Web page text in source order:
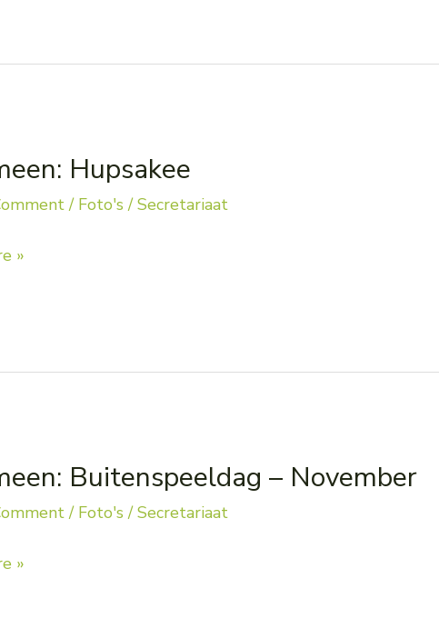
Hupsakee
/ Foto's /Secretariaat
»
Buitenspeeldag – November
/ Foto's /Secretariaat
»